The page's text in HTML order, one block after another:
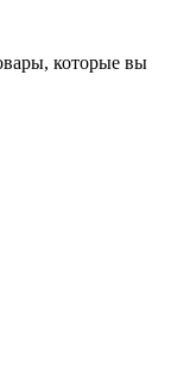
которые вы